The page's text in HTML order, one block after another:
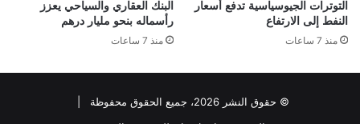
التوترات الجيوسياسية تدفع أسعار
النفط إلى الارتفاع
منذ 7 ساعات
البنك العقاري والسياحي يعزز
رأسماله بنحو مليار درهم
منذ 7 ساعات
© حقوق النشر 2026، جميع الحقوق محفوظة |